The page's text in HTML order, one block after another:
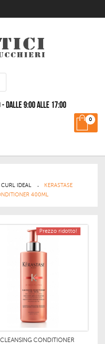
- dalle 9:00 alle 17:00
0
CURL IDEAL >
KERASTASE
400ML
Prezzo ridotto!
CLEANSING CONDITIONER